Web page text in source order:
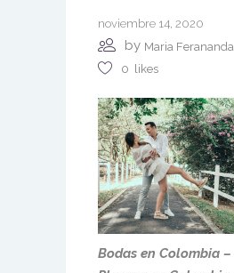
noviembre 14, 2020
by Maria
0 likes
Bodas en Colombia